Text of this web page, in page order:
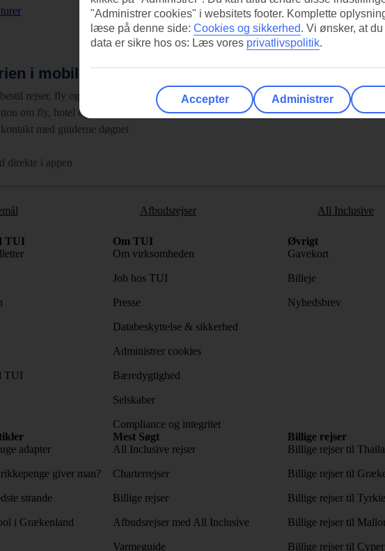
i mobilen.Hent TUI-appen i dag!
rejser, fly og hotel
om fly, hotel og transfer
med guiderne døgnet
direkte i appen
Scan QR-koden med dit
mobilkamera for at hente appen.
Afbudsrejser All Inclusive
TUI
TUI
Om TUI
Om virksomheden
Job hos TUI
Presse
Databeskyttelse & sikkerhed
Administrer cookies
Bæredygtighed
Selskaber
Compliance og integritet
Øvrigt
Gavekort
Billeje
Nyhedsbrev
adapter
giver man?
strande
i Grækenland
Mest Søgt
All Inclusive rejser
Charterrejser
Billige rejser
Afbudsrejser med All Inclusive
Varmeguide
Billige rejser
Billige rejser til
Billige rejser til
Billige rejser til
Billige rejser til
Billige rejser til
"Administrer cookies" i websitets footer. Komplette
læse på denne side: Cookies og sikkerhed. Vi ønsker, at
data er sikre hos os: Læs vores privatlivspolitik.
Accepter Administrer